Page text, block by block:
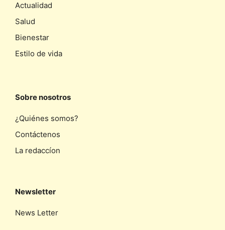
Actualidad
Salud
Bienestar
Estilo de vida
Sobre nosotros
¿Quiénes somos?
Contáctenos
La redaccíon
Newsletter
News Letter